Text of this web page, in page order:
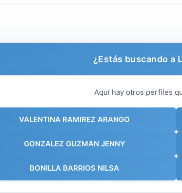
¿Estás buscando a
Aquí hay otros perfiles
VALENTINA RAMIREZ ARANGO
GONZALEZ GUZMAN JENNY
BONILLA BARRIOS NILSA